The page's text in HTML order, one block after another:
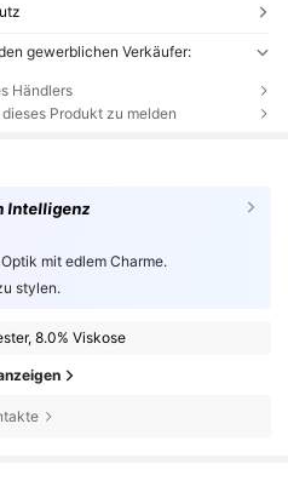
gewerblichen Verkäufer:
Händlers
Produkt zu melden
Intelligenz
mit edlem Charme.
stylen.
8.0% Viskose